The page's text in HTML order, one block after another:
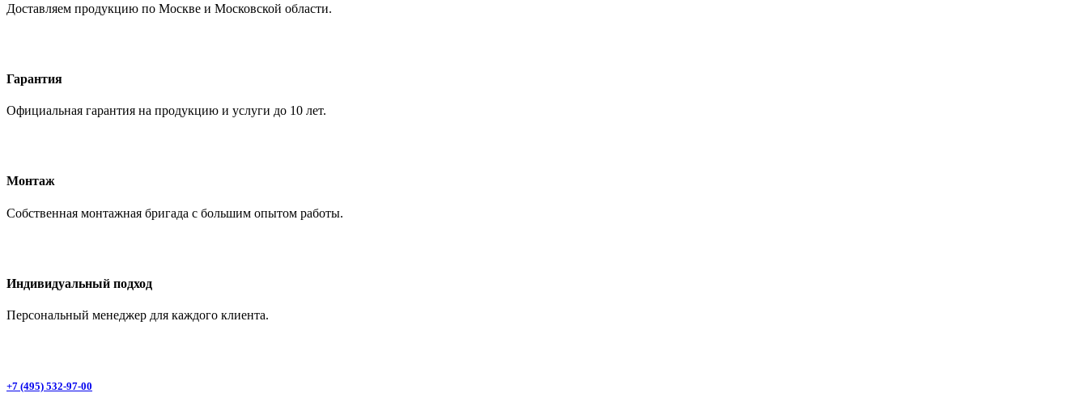
Доставляем продукцию по Москве и Московской области.
Гарантия
Официальная гарантия на продукцию и услуги до 10 лет.
Монтаж
Собственная монтажная бригада с большим опытом работы.
Индивидуальный подход
Персональный менеджер для каждого клиента.
+7 (495) 532-97-00